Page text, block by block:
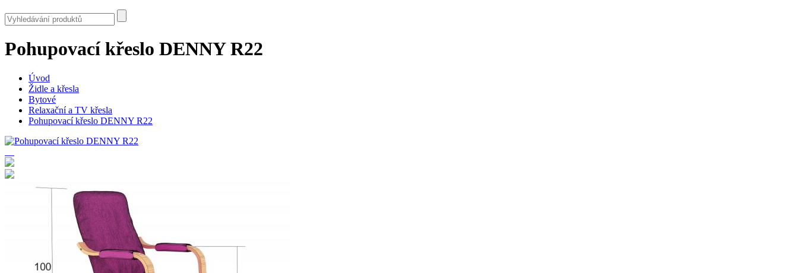
Pohupovací křeslo DENNY R22
Úvod
Židle a křesla
Bytové
Relaxační a TV křesla
Pohupovací křeslo DENNY R22